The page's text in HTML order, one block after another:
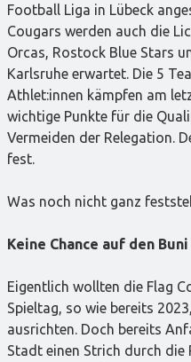
Football Liga in Lübeck
Cougars werden auch die
Orcas, Rostock Blue Stars
Karlsruhe erwartet. Die 5
Athlet:innen kämpfen am
wichtige Punkte für die
Vermeiden der Relegation.
fest.
Was noch nicht ganz
Keine Chance auf den Buni
Eigentlich wollten die Flag
Spieltag, so wie bereits
ausrichten. Doch bereits
Stadt einen Strich durch die